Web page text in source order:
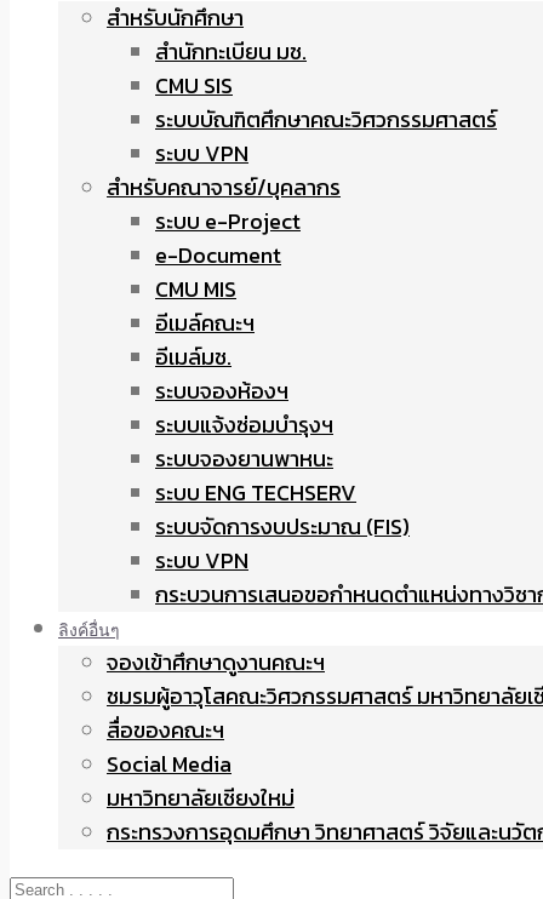
สำหรับนักศึกษา
สำนักทะเบียน มช.
CMU SIS
ระบบบัณฑิตศึกษาคณะวิศวกรรมศาสตร์
ระบบ VPN
สำหรับคณาจารย์/บุคลากร
ระบบ e-Project
e-Document
CMU MIS
อีเมล์คณะฯ
อีเมล์มช.
ระบบจองห้องฯ
ระบบแจ้งซ่อมบำรุงฯ
ระบบจองยานพาหนะ
ระบบ ENG TECHSERV
ระบบจัดการงบประมาณ (FIS)
ระบบ VPN
กระบวนการเสนอขอกำหนดตำแหน่งทางวิช
ลิงค์อื่นๆ
จองเข้าศึกษาดูงานคณะฯ
ชมรมผู้อาวุโสคณะวิศวกรรมศาสตร์ มหาวิทยาลัยเ
สื่อของคณะฯ
Social Media
มหาวิทยาลัยเชียงใหม่
กระทรวงการอุดมศึกษา วิทยาศาสตร์ วิจัยและนวั